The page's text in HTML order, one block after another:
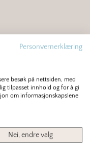
Personvernerklæring
besøk på nettsiden, med
tilpasset innhold og for å gi
om informasjonskapslene
Nei, endre valg